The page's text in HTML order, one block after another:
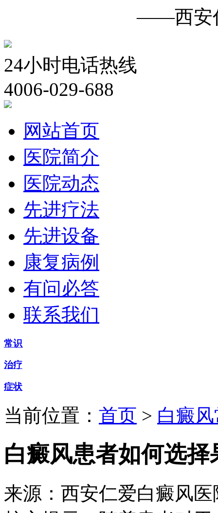
白癜风诊疗中心——西安
24小时电话热线
4006-029-688
网站首页
医院简介
医院动态
先进疗法
先进设备
康复病例
有问必答
联系我们
常识
治疗
症状
当前位置： 首页 > 白癜
白癜风患者如何选择
来源：西安仁爱白癜风医